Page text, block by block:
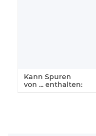
Kann Spuren
von ... enthalten: